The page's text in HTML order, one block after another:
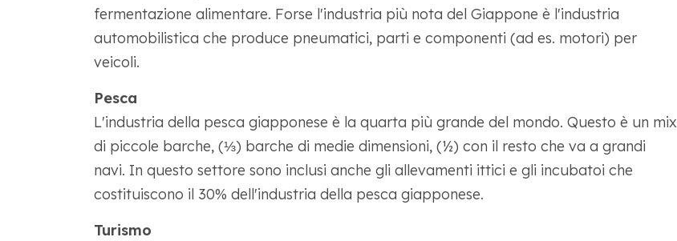
fermentazione alimentare. Forse l'industria più nota del Giappone è l'industria
automobilistica che produce pneumatici, parti e componenti (ad es. motori) per
veicoli.
Pesca
L'industria della pesca giapponese è la quarta più grande del mondo. Questo è un mix
di piccole barche, (⅓) barche di medie dimensioni, (½) con il resto che va a grandi
navi. In questo settore sono inclusi anche gli allevamenti ittici e gli incubatoi che
costituiscono il 30% dell'industria della pesca giapponese.
Turismo